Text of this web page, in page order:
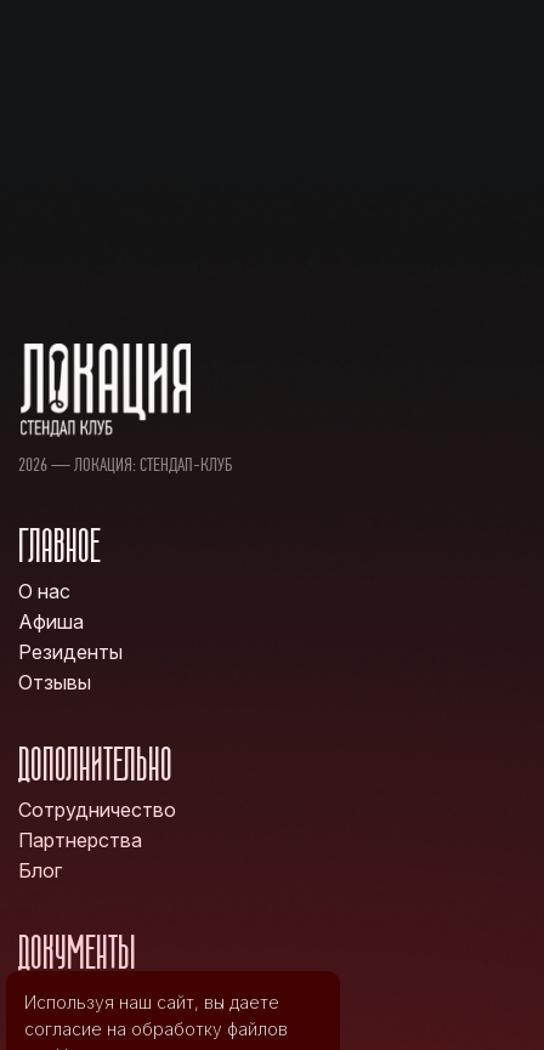
2026 — ЛОКАЦИЯ: СТЕНДАП-КЛУБ
ГЛАВНОЕ
О нас
Афиша
Резиденты
Отзывы
ДОПОЛНИТЕЛЬНО
Сотрудничество
Партнерства
Блог
ДОКУМЕНТЫ
Политика конфиденциальности
Правила возврата билетов
Используя наш сайт, вы даете
согласие на обработку файлов